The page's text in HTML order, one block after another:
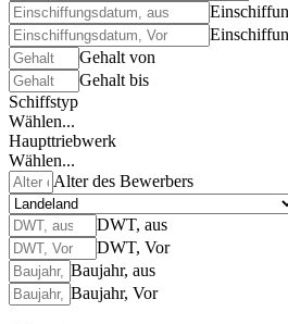
Gehalt von
Gehalt bis
Schiffstyp
Wählen...
Haupttriebwerk
Wählen...
Alter des Bewerbers
DWT, aus
DWT, Vor
Baujahr, aus
Baujahr, Vor